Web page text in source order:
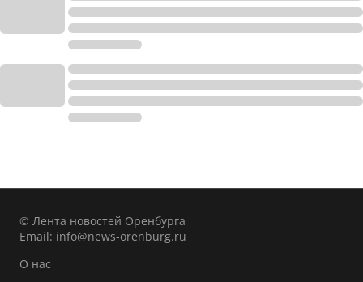
© Лента новостей Оренбурга
Email: info@news-orenburg.ru
О нас